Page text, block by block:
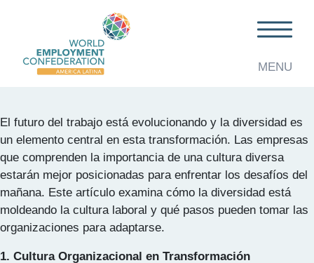
MENU
Diversidad
El Futuro del Trabajo: Cómo la Diversidad
Transformará la Cultura Laboral
El futuro del trabajo está evolucionando y la diversidad es
un elemento central en esta transformación. Las empresas
que comprenden la importancia de una cultura diversa
estarán mejor posicionadas para enfrentar los desafíos del
mañana. Este artículo examina cómo la diversidad está
moldeando la cultura laboral y qué pasos pueden tomar las
organizaciones para adaptarse.
1. Cultura Organizacional en Transformación